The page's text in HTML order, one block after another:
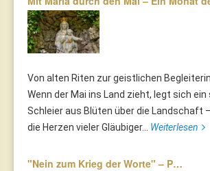
Von alten Riten zur geistlichen
Wenn der Mai ins Land zieht, legt sich
Schleier aus Blüten über die Landschaft
die Herzen vieler Gläubiger... Weiterlesen
"Nein zum Krieg der Worte" – P…